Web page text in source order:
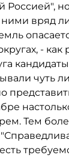
Россией",
вряд
- как
чуть
Тем